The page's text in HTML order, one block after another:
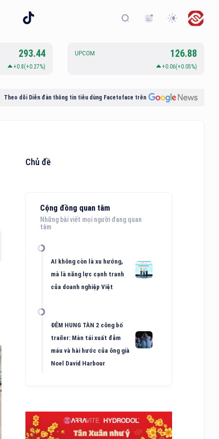
293.44
+0.8(+0.27%)
UPCOM 126.88
+0.06(+0.05%)
Theo dõi Diễn đàn thông tin tiêu dùng Facetoface trên
Chủ đề
Cộng đồng quan tâm
Những bài viết mọi người đang quan
tâm
AI không còn là xu hướng,
mà là năng lực cạnh tranh
của doanh nghiệp Việt
ĐÊM HUNG TÀN 2 công bố
trailer: Màn tái xuất đẫm
máu và hài hước của ông già
Noel David Harbour